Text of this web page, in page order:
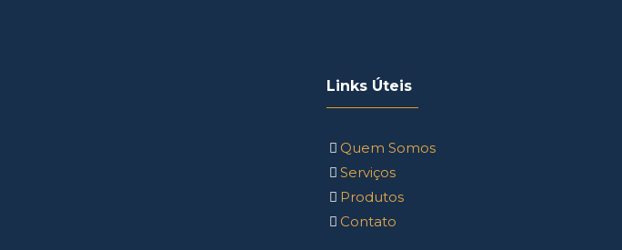
Links Úteis
Quem Somos
Serviços
Produtos
Contato